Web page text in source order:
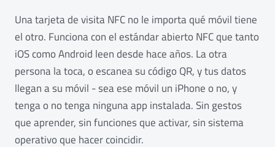
Una tarjeta de visita NFC no le importa qué móvil tiene
el otro. Funciona con el estándar abierto NFC que tanto
iOS como Android leen desde hace años. La otra
persona la toca, o escanea su código QR, y tus datos
llegan a su móvil - sea ese móvil un iPhone o no, y
tenga o no tenga ninguna app instalada. Sin gestos
que aprender, sin funciones que activar, sin sistema
operativo que hacer coincidir.